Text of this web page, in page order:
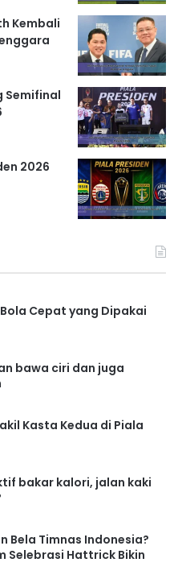
Kembali
Semifinal
2026
Cepat yang Dipakai
bawa ciri dan juga
Kasta Kedua di Piala
bakar kalori, jalan kaki
Bela Timnas Indonesia?
Selebrasi Hattrick Bikin